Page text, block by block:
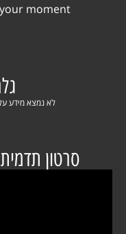
moment
לא נמצא מידע
סרטון